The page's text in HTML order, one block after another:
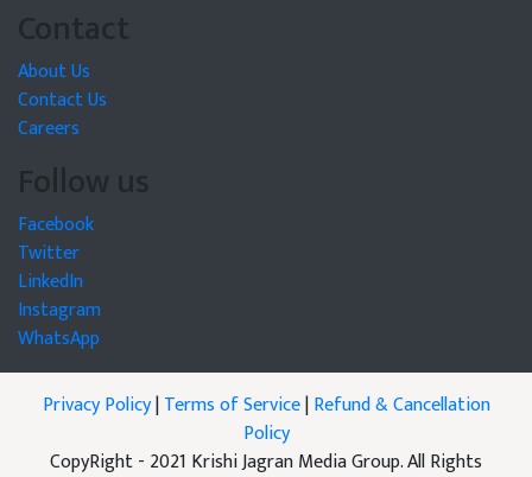
Contact
About Us
Contact Us
Careers
Follow us
Facebook
Twitter
LinkedIn
Instagram
WhatsApp
Privacy Policy|Terms of Service|Refund & Cancellation
Policy
CopyRight - 2021 Krishi Jagran Media Group. All Rights